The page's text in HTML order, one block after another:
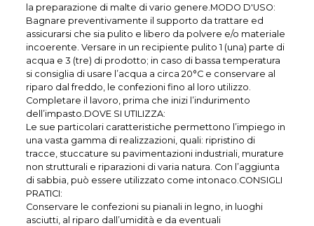
la preparazione di malte di vario genere.MODO D'USO:
Bagnare preventivamente il supporto da trattare ed
assicurarsi che sia pulito e libero da polvere e/o materiale
incoerente. Versare in un recipiente pulito 1 (una) parte di
acqua e 3 (tre) di prodotto; in caso di bassa temperatura
si consiglia di usare l’acqua a circa 20°C e conservare al
riparo dal freddo, le confezioni fino al loro utilizzo.
Completare il lavoro, prima che inizi l’indurimento
dell’impasto.DOVE SI UTILIZZA:
Le sue particolari caratteristiche permettono l’impiego in
una vasta gamma di realizzazioni, quali: ripristino di
tracce, stuccature su pavimentazioni industriali, murature
non strutturali e riparazioni di varia natura. Con l’aggiunta
di sabbia, può essere utilizzato come intonaco.CONSIGLI
PRATICI:
Conservare le confezioni su pianali in legno, in luoghi
asciutti, al riparo dall’umidità e da eventuali